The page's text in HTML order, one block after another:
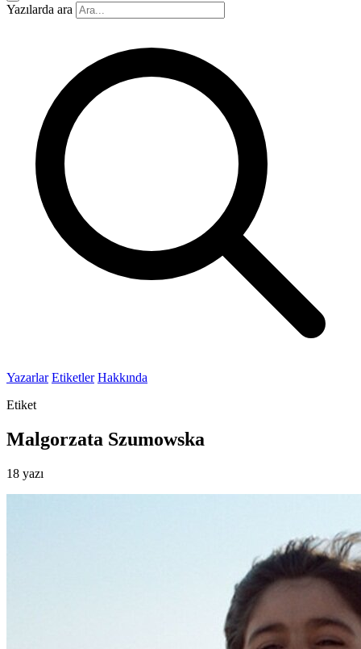
Yazılarda ara
Yazarlar Etiketler Hakkında
Etiket
Malgorzata Szumowska
18 yazı